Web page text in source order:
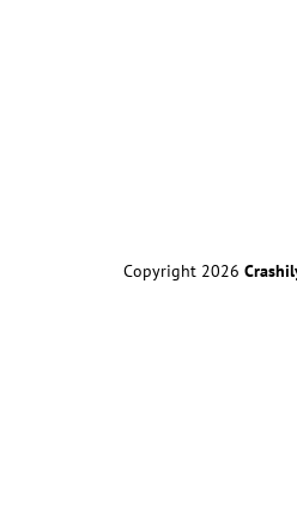
Copyright 2026